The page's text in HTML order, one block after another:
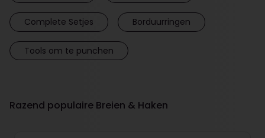
Complete Setjes Borduurringen
Tools om te punchen
Razend populaire Breien & Haken